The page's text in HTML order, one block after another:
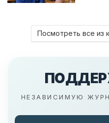
Посмотреть все из
НЕЗАВИСИМУЮ